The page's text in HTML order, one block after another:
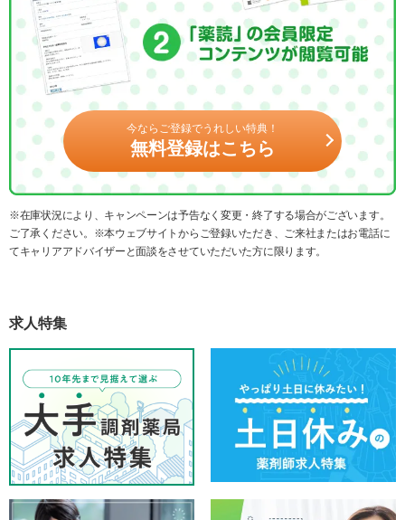
今ならご登録でうれしい特典！
無料登録はこちら
※在庫状況により、キャンペーンは予告なく変更・終了する場合がございます。
ご了承ください。※本ウェブサイトからご登録いただき、ご来社またはお電話に
てキャリアアドバイザーと面談をさせていただいた方に限ります。
求人特集